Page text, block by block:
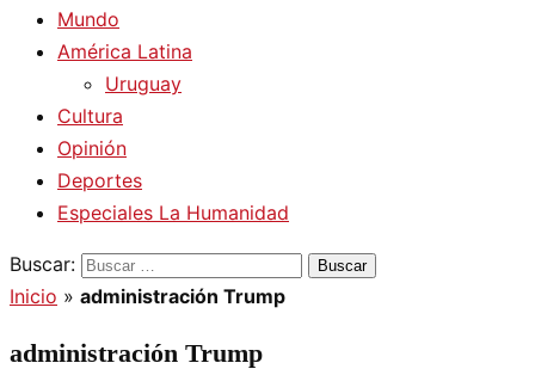
Mundo
América Latina
Uruguay
Cultura
Opinión
Deportes
Especiales La Humanidad
Buscar:
Inicio » administración Trump
administración Trump